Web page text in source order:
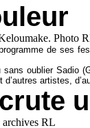
de ses
oublier
artistes,